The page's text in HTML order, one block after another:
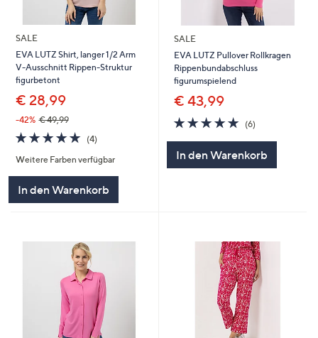
SALE
EVA LUTZ Shirt, langer 1/2 Arm
V-Ausschnitt Rippen-Struktur
figurbetont
€ 28,99
-42% € 49,99
5.0
von
5
(4)4
Weitere Farben verfügbar
In den Warenkorb
SALE
EVA LUTZ Pullover Rollkragen
Rippenbundabschluss
figurumspielend
€ 43,99
5.0
von
(6)6
In den Warenkorb